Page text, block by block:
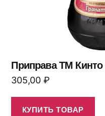
Приправа ТМ
305,00 ₽
КУПИТЬ ТОВАР